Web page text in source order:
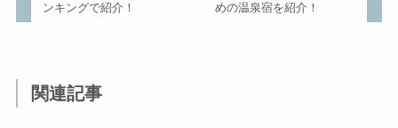
ンキングで紹介！
めの温泉宿を紹介！
関連記事